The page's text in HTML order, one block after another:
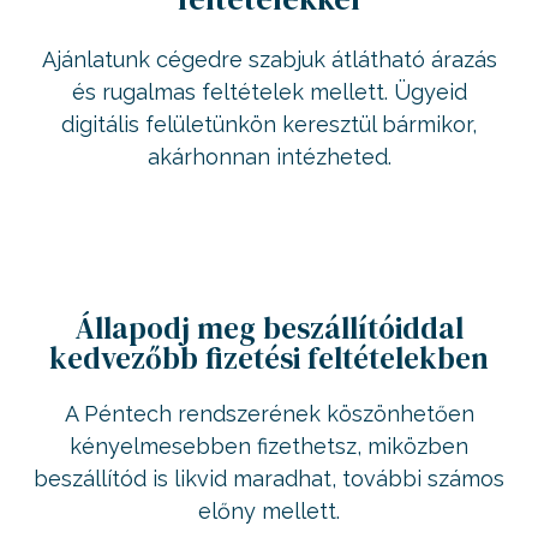
Ajánlatunk cégedre szabjuk átlátható árazás
és rugalmas feltételek mellett. Ügyeid
digitális felületünkön keresztül bármikor,
akárhonnan intézheted.
Állapodj meg beszállítóiddal
kedvezőbb fizetési feltételekben
A Péntech rendszerének köszönhetően
kényelmesebben fizethetsz, miközben
beszállítód is likvid maradhat, további számos
előny mellett.